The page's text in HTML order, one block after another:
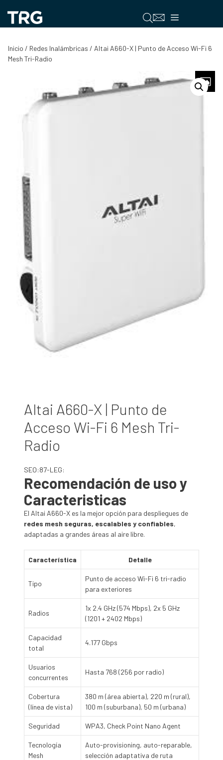
contenido
Menú
Inicio / Redes Inalámbricas / Altai A660-X | Punto de Acceso Wi-Fi 6
Mesh Tri-Radio
Altai A660-X | Punto de
Acceso Wi-Fi 6 Mesh Tri-
Radio
SEO:87-LEG:
Recomendación de uso y
Caracteristicas
El Altai A660-X es la mejor opción para despliegues de
redes mesh seguras, escalables y confiables,
adaptadas a grandes áreas al aire libre.
Característica Detalle
Tipo
Punto de acceso Wi-Fi 6 tri-radio
para exteriores
Radios
1x 2.4 GHz (574 Mbps), 2x 5 GHz
(1201 + 2402 Mbps)
Capacidad
total
4.177 Gbps
Usuarios
concurrentes
Hasta 768 (256 por radio)
Cobertura
(línea de vista)
380 m (área abierta), 220 m (rural),
100 m (suburbana), 50 m (urbana)
Seguridad WPA3, Check Point Nano Agent
Tecnología
Mesh
Auto-provisioning, auto-reparable,
selección adaptativa de ruta